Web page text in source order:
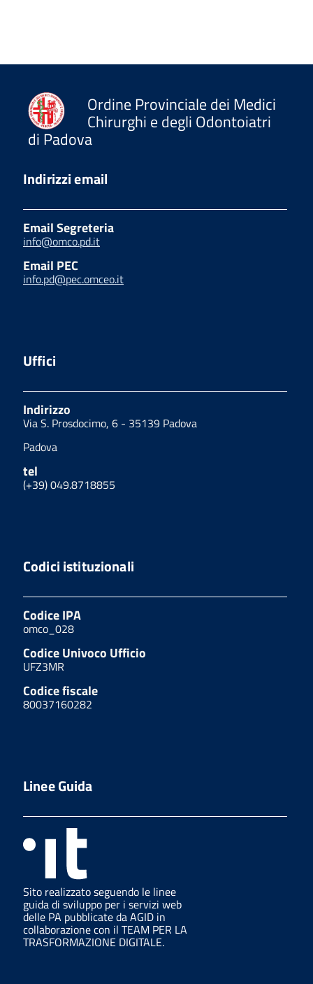
Ordine Provinciale dei Medici
Chirurghi e degli Odontoiatri
di Padova
Indirizzi email
Email Segreteria
info@omco.pd.it
Email PEC
info.pd@pec.omceo.it
Uffici
Indirizzo
Via S. Prosdocimo, 6 - 35139 Padova
Padova
tel
(+39) 049.8718855
Codici istituzionali
Codice IPA
omco_028
Codice Univoco Ufficio
UFZ3MR
Codice fiscale
80037160282
Linee Guida
Sito realizzato seguendo le linee
guida di sviluppo per i servizi web
delle PA pubblicate da AGID in
collaborazione con il TEAM PER LA
TRASFORMAZIONE DIGITALE.